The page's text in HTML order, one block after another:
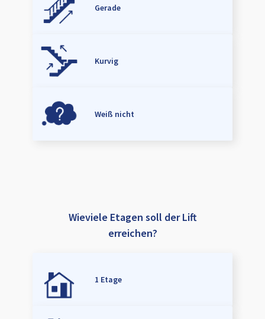
Gerade
Kurvig
Weiß nicht
Wieviele Etagen soll der Lift
erreichen?
1 Etage